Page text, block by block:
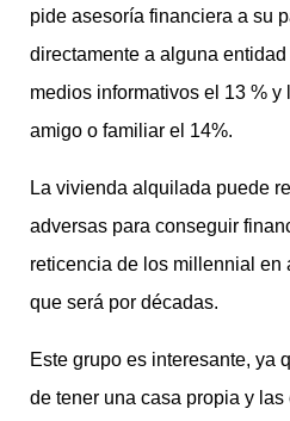
pide asesoría financiera a su
directamente a alguna
medios informativos el 13 % y
amigo o familiar el 14%.
La vivienda alquilada puede
adversas para conseguir
reticencia de los millennial en
que será por décadas.
Este grupo es interesante, ya
de tener una casa propia y